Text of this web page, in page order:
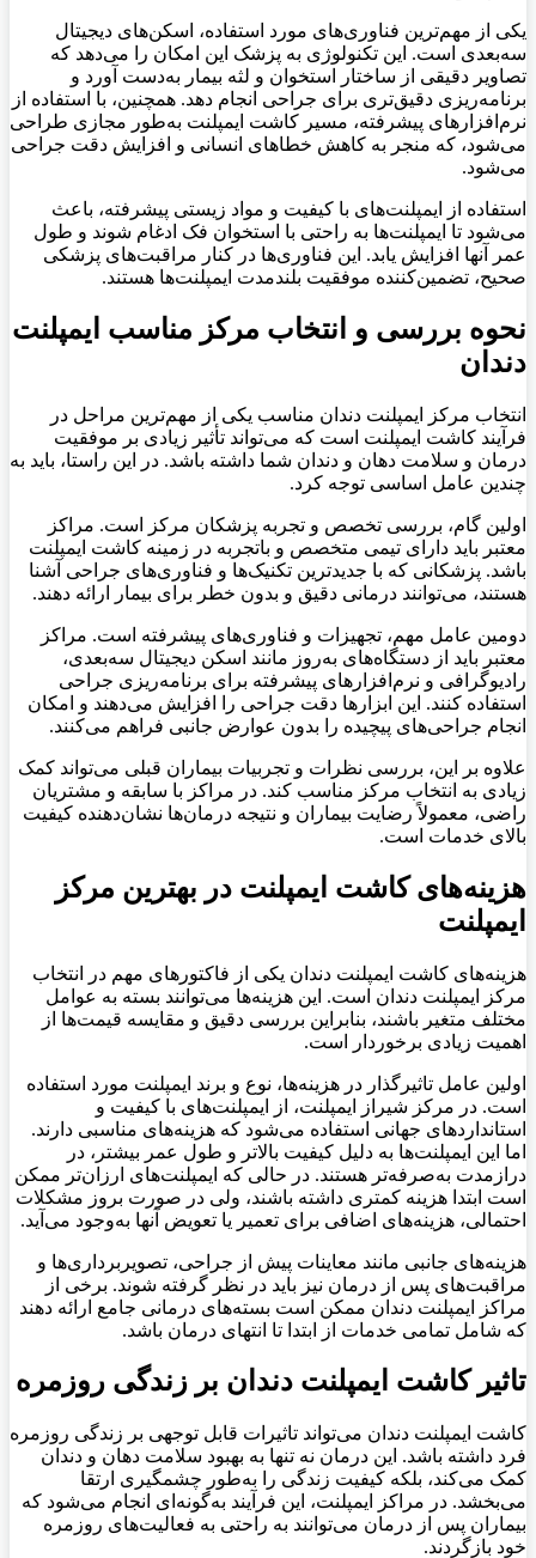
یکی از مهم‌ترین فناوری‌های مورد استفاده، اسکن‌های دیجیتال
سه‌بعدی است. این تکنولوژی به پزشک این امکان را می‌دهد که
تصاویر دقیقی از ساختار استخوان و لثه بیمار به‌دست آورد و
برنامه‌ریزی دقیق‌تری برای جراحی انجام دهد. همچنین، با استفاده از
نرم‌افزارهای پیشرفته، مسیر کاشت ایمپلنت به‌طور مجازی طراحی
می‌شود، که منجر به کاهش خطاهای انسانی و افزایش دقت جراحی
می‌شود.
استفاده از ایمپلنت‌های با کیفیت و مواد زیستی پیشرفته، باعث
می‌شود تا ایمپلنت‌ها به راحتی با استخوان فک ادغام شوند و طول
عمر آنها افزایش یابد. این فناوری‌ها در کنار مراقبت‌های پزشکی
صحیح، تضمین‌کننده موفقیت بلندمدت ایمپلنت‌ها هستند.
نحوه بررسی و انتخاب مرکز مناسب ایمپلنت
دندان
انتخاب مرکز ایمپلنت دندان مناسب یکی از مهم‌ترین مراحل در
فرآیند کاشت ایمپلنت است که می‌تواند تأثیر زیادی بر موفقیت
درمان و سلامت دهان و دندان شما داشته باشد. در این راستا، باید به
چندین عامل اساسی توجه کرد.
اولین گام، بررسی تخصص و تجربه پزشکان مرکز است. مراکز
معتبر باید دارای تیمی متخصص و باتجربه در زمینه کاشت ایمپلنت
باشد. پزشکانی که با جدیدترین تکنیک‌ها و فناوری‌های جراحی آشنا
هستند، می‌توانند درمانی دقیق و بدون خطر برای بیمار ارائه دهند.
دومین عامل مهم، تجهیزات و فناوری‌های پیشرفته است. مراکز
معتبر باید از دستگاه‌های به‌روز مانند اسکن دیجیتال سه‌بعدی،
رادیوگرافی و نرم‌افزارهای پیشرفته برای برنامه‌ریزی جراحی
استفاده کنند. این ابزارها دقت جراحی را افزایش می‌دهند و امکان
انجام جراحی‌های پیچیده را بدون عوارض جانبی فراهم می‌کنند.
علاوه بر این، بررسی نظرات و تجربیات بیماران قبلی می‌تواند کمک
زیادی به انتخاب مرکز مناسب کند. در مراکز با سابقه و مشتریان
راضی، معمولاً رضایت بیماران و نتیجه درمان‌ها نشان‌دهنده کیفیت
بالای خدمات است.
هزینه‌های کاشت ایمپلنت در بهترین مرکز
ایمپلنت
هزینه‌های کاشت ایمپلنت دندان یکی از فاکتورهای مهم در انتخاب
مرکز ایمپلنت دندان است. این هزینه‌ها می‌توانند بسته به عوامل
مختلف متغیر باشند، بنابراین بررسی دقیق و مقایسه قیمت‌ها از
اهمیت زیادی برخوردار است.
اولین عامل تاثیرگذار در هزینه‌ها، نوع و برند ایمپلنت مورد استفاده
است. در مرکز شیراز ایمپلنت، از ایمپلنت‌های با کیفیت و
استانداردهای جهانی استفاده می‌شود که هزینه‌های مناسبی دارند.
اما این ایمپلنت‌ها به دلیل کیفیت بالاتر و طول عمر بیشتر، در
درازمدت به‌صرفه‌تر هستند. در حالی که ایمپلنت‌های ارزان‌تر ممکن
است ابتدا هزینه کمتری داشته باشند، ولی در صورت بروز مشکلات
احتمالی، هزینه‌های اضافی برای تعمیر یا تعویض آنها به‌وجود می‌آید.
هزینه‌های جانبی مانند معاینات پیش از جراحی، تصویربرداری‌ها و
مراقبت‌های پس از درمان نیز باید در نظر گرفته شوند. برخی از
مراکز ایمپلنت دندان ممکن است بسته‌های درمانی جامع ارائه دهند
که شامل تمامی خدمات از ابتدا تا انتهای درمان باشد.
تاثیر کاشت ایمپلنت دندان بر زندگی روزمره
کاشت ایمپلنت دندان می‌تواند تاثیرات قابل توجهی بر زندگی روزمره
فرد داشته باشد. این درمان نه تنها به بهبود سلامت دهان و دندان
کمک می‌کند، بلکه کیفیت زندگی را به‌طور چشمگیری ارتقا
می‌بخشد. در مراکز ایمپلنت، این فرآیند به‌گونه‌ای انجام می‌شود که
بیماران پس از درمان می‌توانند به راحتی به فعالیت‌های روزمره
خود بازگردند.